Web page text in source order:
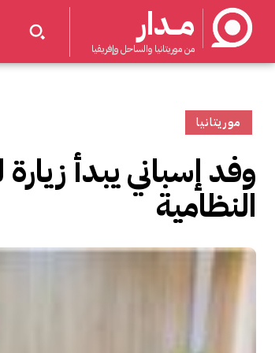
مــدار
من موريتانيا والساحل وإفريقيا
موريتانيا
وفد إسباني يبدأ
النظامية